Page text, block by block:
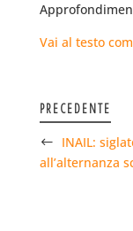
Vai al testo
PRECEDENTE
INAIL:
all’alternanza